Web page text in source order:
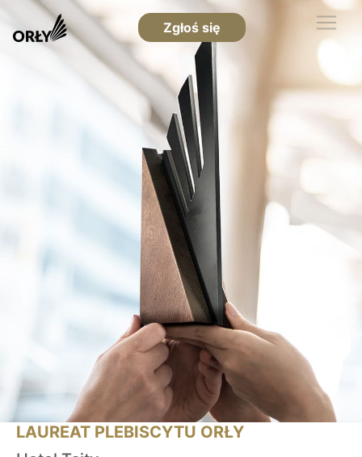
Zgłoś się
LAUREAT PLEBISCYTU ORŁY